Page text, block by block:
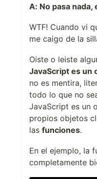
A: No pasa
WTF! Cuando vi
me caigo de la
Oiste o leiste
JavaScript es un
no es mentira,
todo lo que no
JavaScript es un
propios objetos
las funciones.
En el ejemplo, la
completamente